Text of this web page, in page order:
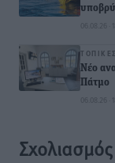
06.08.26 ·
Νέο
Πάτμο
06.08.26 ·